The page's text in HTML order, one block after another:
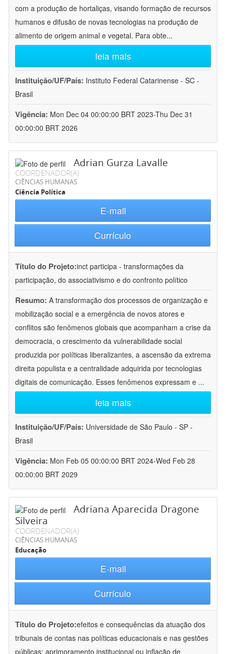
com a produção de hortaliças, visando formação de recursos
humanos e difusão de novas tecnologias na produção de
alimento de origem animal e vegetal. Para obte...
leia mais
Instituição/UF/País: Instituto Federal Catarinense - SC -
Brasil
Vigência: Mon Dec 04 00:00:00 BRT 2023-Thu Dec 31
00:00:00 BRT 2026
Adrian Gurza Lavalle
COORDENADOR(A)
CIÊNCIAS HUMANAS
Ciência Política
E-mail
Currículo
Título do Projeto:inct participa - transformações da
participação, do associativismo e do confronto político
Resumo: A transformação dos processos de organização e
mobilização social e a emergência de novos atores e
conflitos são fenômenos globais que acompanham a crise da
democracia, o crescimento da vulnerabilidade social
produzida por políticas liberalizantes, a ascensão da extrema
direita populista e a centralidade adquirida por tecnologias
digitais de comunicação. Esses fenômenos expressam e ...
leia mais
Instituição/UF/País: Universidade de São Paulo - SP -
Brasil
Vigência: Mon Feb 05 00:00:00 BRT 2024-Wed Feb 28
00:00:00 BRT 2029
Adriana Aparecida Dragone
Silveira
COORDENADOR(A)
CIÊNCIAS HUMANAS
Educação
E-mail
Currículo
Título do Projeto:efeitos e consequências da atuação dos
tribunais de contas nas políticas educacionais e nas gestões
públicas: aprimoramento institucional ou inflação de